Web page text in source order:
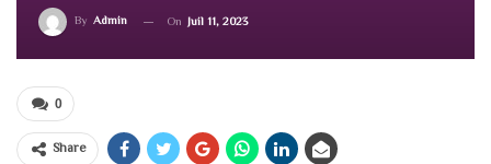
By Admin On Juil 11, 2023
0
Share